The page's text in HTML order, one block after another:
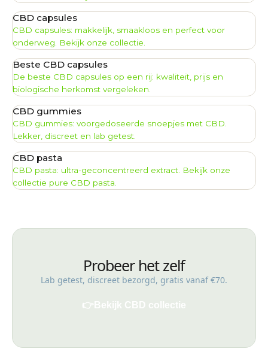
CBD capsules
CBD capsules: makkelijk, smaakloos en perfect voor
onderweg. Bekijk onze collectie.
Beste CBD capsules
De beste CBD capsules op een rij: kwaliteit, prijs en
biologische herkomst vergeleken.
CBD gummies
CBD gummies: voorgedoseerde snoepjes met CBD.
Lekker, discreet en lab getest.
CBD pasta
CBD pasta: ultra-geconcentreerd extract. Bekijk onze
collectie pure CBD pasta.
Probeer het zelf
Lab getest, discreet bezorgd, gratis vanaf €70.
👉 Bekijk CBD collectie